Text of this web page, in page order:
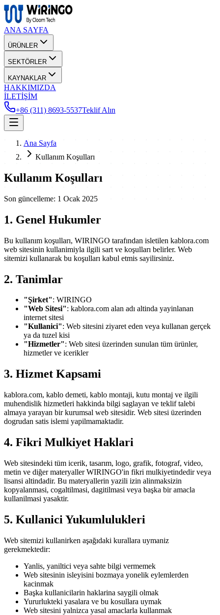
ANA SAYFA
ÜRÜNLER
SEKTÖRLER
KAYNAKLAR
HAKKIMIZDA
İLETİŞİM
+86 (311) 8693-5537Teklif Alın
Ana Sayfa
Kullanım Koşulları
Kullanım Koşulları
Son güncelleme: 1 Ocak 2025
1. Genel Hukumler
Bu kullanım koşulları, WIRINGO tarafından isletilen kablora.com
web sitesinin kullanimiyla ilgili sart ve koşulları belirler. Web
sitemizi kullanarak bu koşulları kabul etmis sayilirsiniz.
2. Tanimlar
"Şirket": WIRINGO
"Web Sitesi": kablora.com alan adı altinda yayinlanan
internet sitesi
"Kullanici": Web sitesini ziyaret eden veya kullanan gerçek
ya da tuzel kisi
"Hizmetler": Web sitesi üzerinden sunulan tüm ürünler,
hizmetler ve icerikler
3. Hizmet Kapsami
kablora.com, kablo demeti, kablo montaji, kutu montaj ve ilgili
muhendislik hizmetleri hakkinda bilgi saglayan ve teklif talebi
almaya yarayan bir kurumsal web sitesidir. Web sitesi üzerinden
dogrudan satis islemi yapilmamaktadir.
4. Fikri Mulkiyet Haklari
Web sitesindeki tüm icerik, tasarım, logo, grafik, fotograf, video,
metin ve diğer materyallerWIRINGO'in fikri mulkiyetindedir veya
lisansi altindadir. Bu materyallerin yazili izin alinmaksizin
kopyalanmasi, cogaltilmasi, dagitilmasi veya başka bir amacla
kullanilmasi yasaktir.
5. Kullanici Yukumlulukleri
Web sitemizi kullanirken aşağıdaki kurallara uymaniz
gerekmektedir:
Yanlis, yaniltici veya sahte bilgi vermemek
Web sitesinin isleyisini bozmaya yonelik eylemlerden
kacinmak
Başka kullanicilarin haklarina saygili olmak
Yururlukteki yasalara ve bu kosullara uymak
Web sitesini yalnizca yasal amaclarla kullanmak